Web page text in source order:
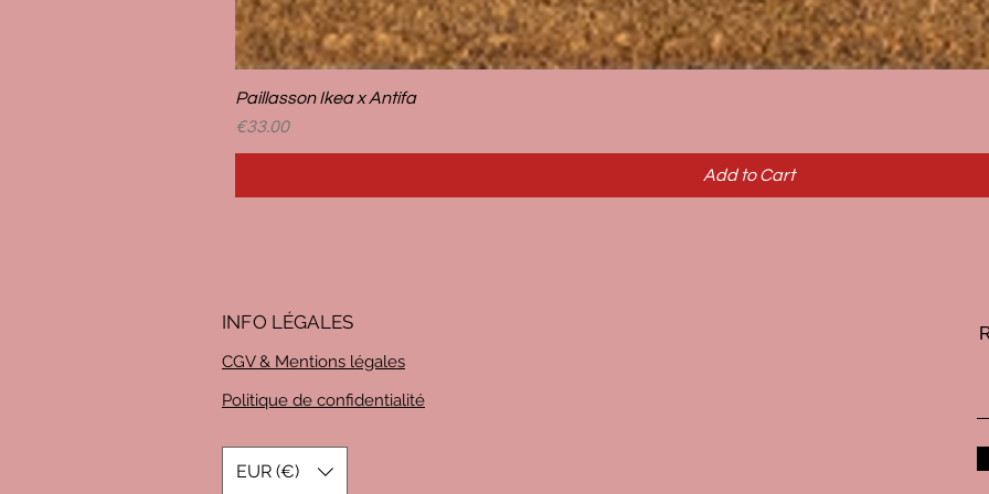
Paillasson Ikea x Antifa
Price
€33.00
Add to Cart
INFO LÉGALES
CGV & Mentions légales
Politique de confidentialité
EUR (€)